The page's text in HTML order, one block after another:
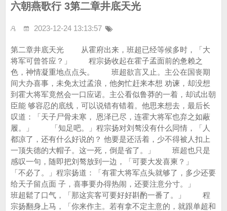
六朝燕歌行 3第二章井底天光
2023-12-24 13:13:57
第二章井底天光 从霍府出来，班超已经等候多时，「大
将军可曾答应？」 程宗扬收起在霍子孟面前的惫赖之
色，神情凝重地点点头。 班超欲言又止。主公在国丧期
间大办喜事，未免太过孟浪，他匆忙赶来本想 劝谏，却没想
到霍大将军竟然会一口应诺。主公看似鲁莽的一着，却试出朝
臣能 够容忍的底线，可以说错有错着。他思来想去，最后长
叹道：「天子尸骨未寒， 恩泽已尽，连霍大将军也弃之如蔽
履。」 「知足吧。」程宗扬对刘骜没有什么同情，「人
都凉了，还有什么好说的？ 他要是还活着，少不得被人扣上
一顶失德的大帽子。这一死，倒是省了。」 班超也只是
感叹一句，随即把刘骜放到一边，「可要大发喜柬？」
「不必了。」程宗扬道：「有霍大将军点头就够了，多少还要
给天子留点面 子，喜事要办得热闹，还要注意分寸。」
班超鬆了口气，「那这宾客可要好好斟酌一番了。」 程
宗扬翻身上马，「你来作主。若有拿不定主意的，就跟单超和